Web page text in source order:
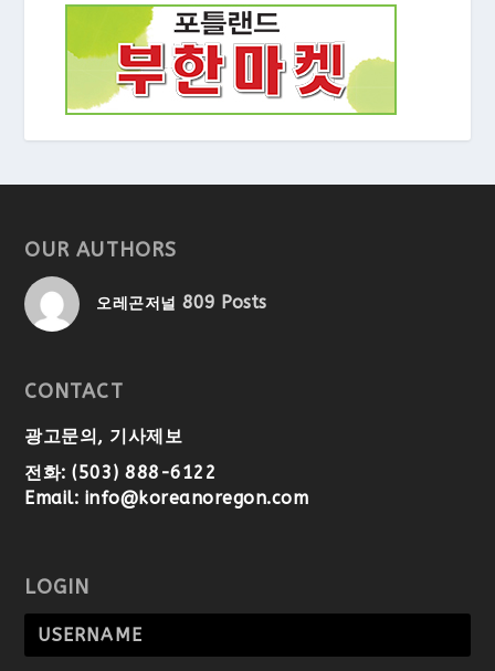
OUR AUTHORS
오레곤저널 809 Posts
CONTACT
광고문의, 기사제보
전화: (503) 888-6122
Email: info@koreanoregon.com
LOGIN